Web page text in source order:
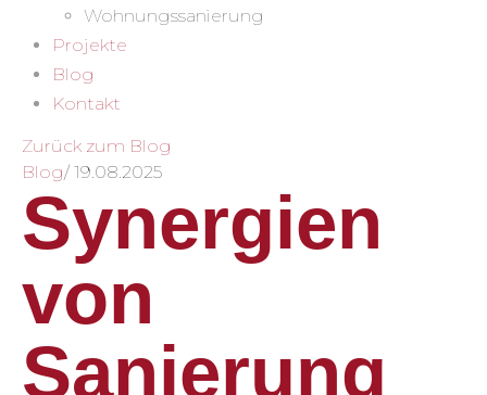
Wohnungssanierung
Projekte
Blog
Kontakt
Zurück zum Blog
Blog/ 19.08.2025
Synergien
von
Sanierung